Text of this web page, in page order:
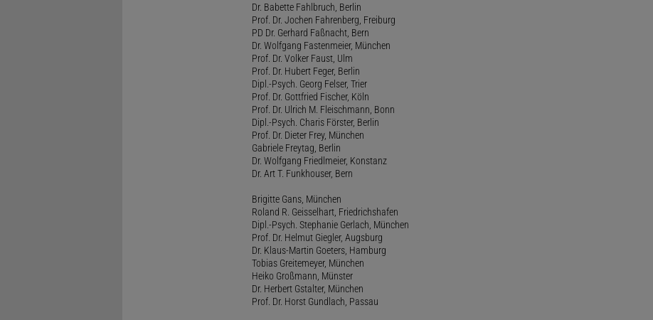
Dr. Babette Fahlbruch, Berlin
Prof. Dr. Jochen Fahrenberg, Freiburg
PD Dr. Gerhard Faßnacht, Bern
Dr. Wolfgang Fastenmeier, München
Prof. Dr. Volker Faust, Ulm
Prof. Dr. Hubert Feger, Berlin
Dipl.-Psych. Georg Felser, Trier
Prof. Dr. Gottfried Fischer, Köln
Prof. Dr. Ulrich M. Fleischmann, Bonn
Dipl.-Psych. Charis Förster, Berlin
Prof. Dr. Dieter Frey, München
Gabriele Freytag, Berlin
Dr. Wolfgang Friedlmeier, Konstanz
Dr. Art T. Funkhouser, Bern
Brigitte Gans, München
Roland R. Geisselhart, Friedrichshafen
Dipl.-Psych. Stephanie Gerlach, München
Prof. Dr. Helmut Giegler, Augsburg
Dr. Klaus-Martin Goeters, Hamburg
Tobias Greitemeyer, München
Heiko Großmann, Münster
Dr. Herbert Gstalter, München
Prof. Dr. Horst Gundlach, Passau